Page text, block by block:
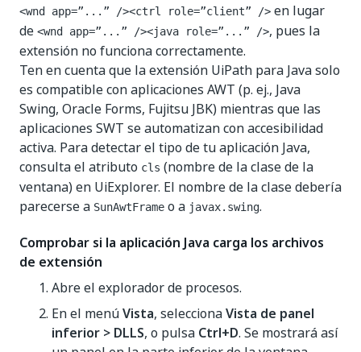
<wnd app=”...” /><ctrl role=”client” /> en lugar
de <wnd app=”...” /><java role=”...” />, pues la
extensión no funciona correctamente.
Ten en cuenta que la extensión UiPath para Java solo
es compatible con aplicaciones AWT (p. ej., Java
Swing, Oracle Forms, Fujitsu JBK) mientras que las
aplicaciones SWT se automatizan con accesibilidad
activa. Para detectar el tipo de tu aplicación Java,
consulta el atributo cls (nombre de la clase de la
ventana) en UiExplorer. El nombre de la clase debería
parecerse a SunAwtFrame o a javax.swing.
Comprobar si la aplicación Java carga los archivos
de extensión
Abre el explorador de procesos.
En el menúVista, seleccionaVista de panel
inferior > DLLS, o pulsa Ctrl+D. Se mostrará así